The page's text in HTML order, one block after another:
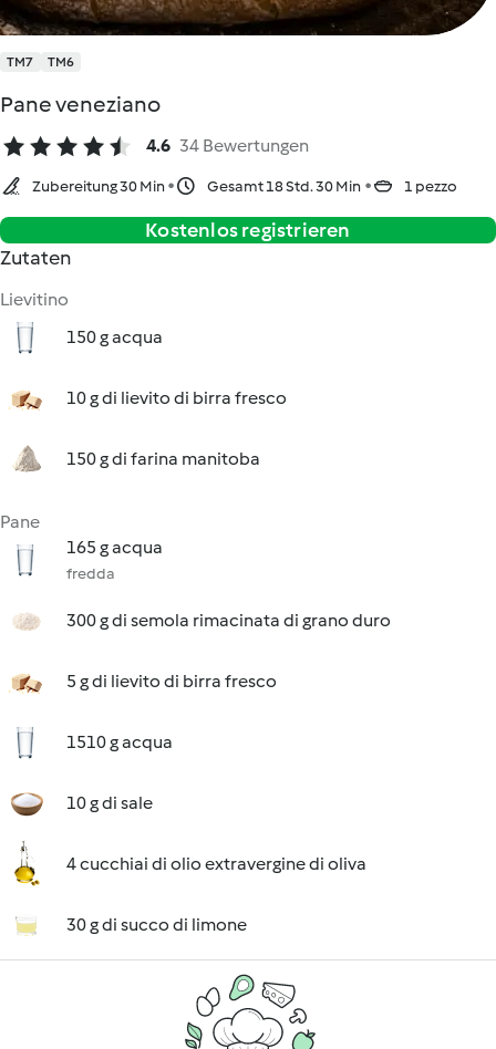
TM7 TM6
Pane veneziano
4.6 34 Bewertungen
Zubereitung 30 Min Gesamt 18 Std. 30 Min 1 pezzo
Kostenlos registrieren
Zutaten
Lievitino
150 g acqua
10 g di lievito di birra fresco
150 g di farina manitoba
Pane
165 g acqua
fredda
300 g di semola rimacinata di grano duro
5 g di lievito di birra fresco
1510 g acqua
10 g di sale
4 cucchiai di olio extravergine di oliva
30 g di succo di limone